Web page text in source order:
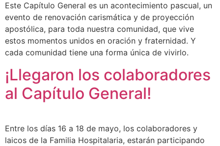
Este Capítulo General es un acontecimiento pascual, un
evento de renovación carismática y de proyección
apostólica, para toda nuestra comunidad, que vive
estos momentos unidos en oración y fraternidad. Y
cada comunidad tiene una forma única de vivirlo.
¡Llegaron los colaboradores
al Capítulo General!
Entre los días 16 a 18 de mayo, los colaboradores y
laicos de la Familia Hospitalaria, estarán participando